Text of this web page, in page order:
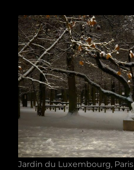
Jardin du Luxembourg, Paris